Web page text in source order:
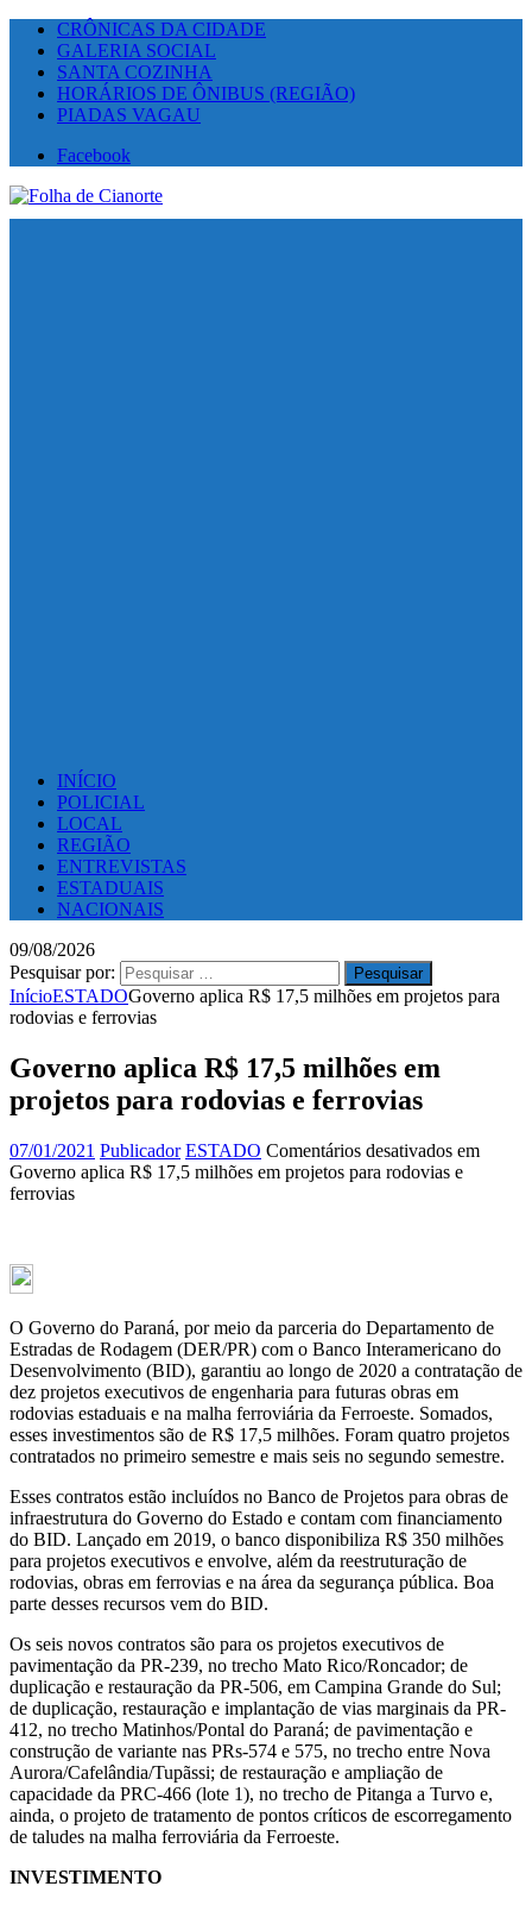
CRÔNICAS DA CIDADE
GALERIA SOCIAL
SANTA COZINHA
HORÁRIOS DE ÔNIBUS (REGIÃO)
PIADAS VAGAU
Facebook
INÍCIO
POLICIAL
LOCAL
REGIÃO
ENTREVISTAS
ESTADUAIS
NACIONAIS
09/08/2026
Pesquisar por:
InícioESTADOGoverno aplica R$ 17,5 milhões em projetos para
rodovias e ferrovias
Governo aplica R$ 17,5 milhões em
projetos para rodovias e ferrovias
07/01/2021 Publicador ESTADO Comentários desativados em
Governo aplica R$ 17,5 milhões em projetos para rodovias e
ferrovias
O Governo do Paraná, por meio da parceria do Departamento de
Estradas de Rodagem (DER/PR) com o Banco Interamericano do
Desenvolvimento (BID), garantiu ao longo de 2020 a contratação de
dez projetos executivos de engenharia para futuras obras em
rodovias estaduais e na malha ferroviária da Ferroeste. Somados,
esses investimentos são de R$ 17,5 milhões. Foram quatro projetos
contratados no primeiro semestre e mais seis no segundo semestre.
Esses contratos estão incluídos no Banco de Projetos para obras de
infraestrutura do Governo do Estado e contam com financiamento
do BID. Lançado em 2019, o banco disponibiliza R$ 350 milhões
para projetos executivos e envolve, além da reestruturação de
rodovias, obras em ferrovias e na área da segurança pública. Boa
parte desses recursos vem do BID.
Os seis novos contratos são para os projetos executivos de
pavimentação da PR-239, no trecho Mato Rico/Roncador; de
duplicação e restauração da PR-506, em Campina Grande do Sul;
de duplicação, restauração e implantação de vias marginais da PR-
412, no trecho Matinhos/Pontal do Paraná; de pavimentação e
construção de variante nas PRs-574 e 575, no trecho entre Nova
Aurora/Cafelândia/Tupãssi; de restauração e ampliação de
capacidade da PRC-466 (lote 1), no trecho de Pitanga a Turvo e,
ainda, o projeto de tratamento de pontos críticos de escorregamento
de taludes na malha ferroviária da Ferroeste.
INVESTIMENTO